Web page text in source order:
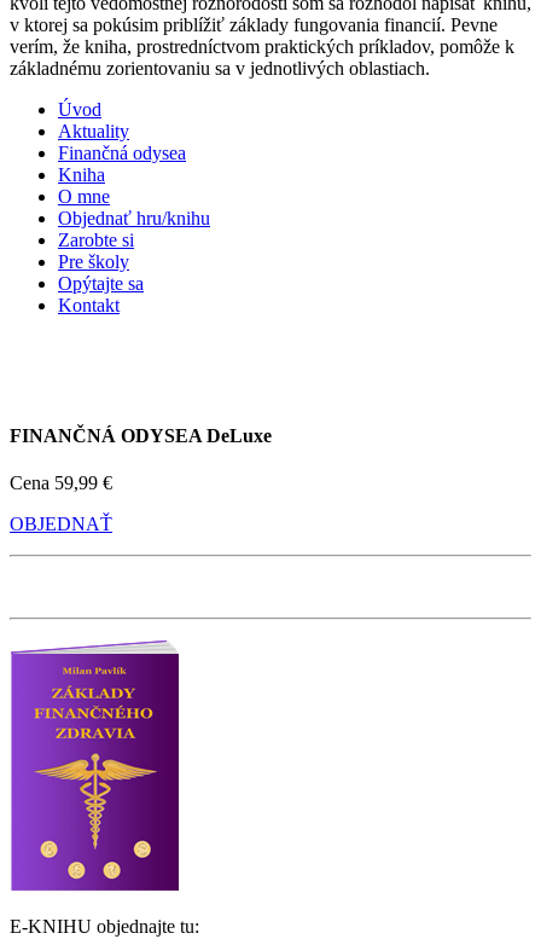
v ktorej sa pokúsim priblížiť základy fungovania financií. Pevne
verím, že kniha, prostredníctvom praktických príkladov, pomôže k
základnému zorientovaniu sa v jednotlivých oblastiach.
Úvod
Aktuality
Finančná odysea
Kniha
O mne
Objednať hru/knihu
Zarobte si
Pre školy
Opýtajte sa
Kontakt
FINANČNÁ ODYSEA DeLuxe
Cena 59,99 €
OBJEDNAŤ
E-KNIHU objednajte tu: